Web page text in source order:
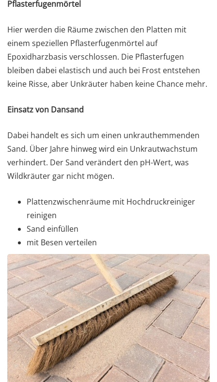
Pflasterfugenmörtel
Hier werden die Räume zwischen den Platten mit
einem speziellen Pflasterfugenmörtel auf
Epoxidharzbasis verschlossen. Die Pflasterfugen
bleiben dabei elastisch und auch bei Frost entstehen
keine Risse, aber Unkräuter haben keine Chance mehr.
Einsatz von Dansand
Dabei handelt es sich um einen unkrauthemmenden
Sand. Über Jahre hinweg wird ein Unkrautwachstum
verhindert. Der Sand verändert den pH-Wert, was
Wildkräuter gar nicht mögen.
Plattenzwischenräume mit Hochdruckreiniger
reinigen
Sand einfüllen
mit Besen verteilen